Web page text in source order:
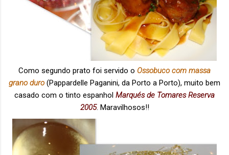
Como segundo prato foi servido o Ossobuco com massa
grano duro (Pappardelle Paganini, da Porto a Porto), muito bem
casado com o tinto espanhol Marqués de Tomares Reserva
2005. Maravilhosos!!